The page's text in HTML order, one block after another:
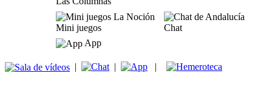
Mini juegos
Chat
App
| | |